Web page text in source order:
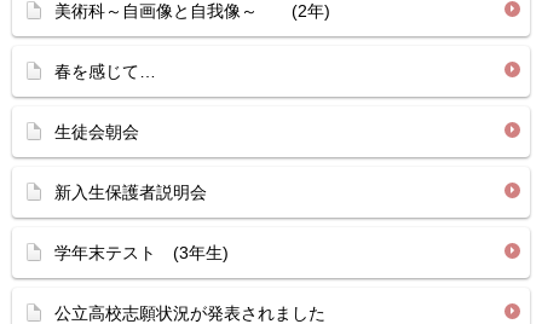
美術科～自画像と自我像～ (2年)
春を感じて…
生徒会朝会
新入生保護者説明会
学年末テスト (3年生)
公立高校志願状況が発表されました